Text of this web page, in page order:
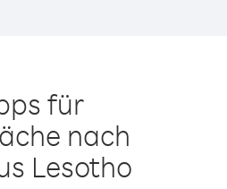
für
nach
Lesotho